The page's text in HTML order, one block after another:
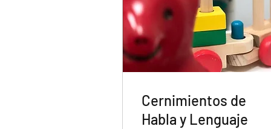
Cernimientos de
Habla y Lenguaje